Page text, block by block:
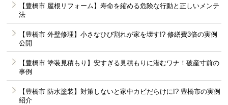
【豊橋市 屋根リフォーム】寿命を縮める危険な行動と正しいメンテ
法
【豊橋市 外壁修理】小さなひび割れが家を壊す!? 修繕費3倍の実例
公開
【豊橋市 塗装見積もり】安すぎる見積もりに潜むワナ！破産寸前の
事例
【豊橋市 防水塗装】対策しないと家中カビだらけに!? 豊橋市の実例
紹介